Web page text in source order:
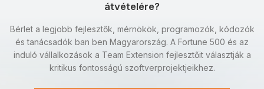
átvételére?
Bérlet a legjobb fejlesztők, mérnökök, programozók, kódozók
és tanácsadók ban ben Magyarország. A Fortune 500 és az
induló vállalkozások a Team Extension fejlesztőit választják a
kritikus fontosságú szoftverprojektjeikhez.